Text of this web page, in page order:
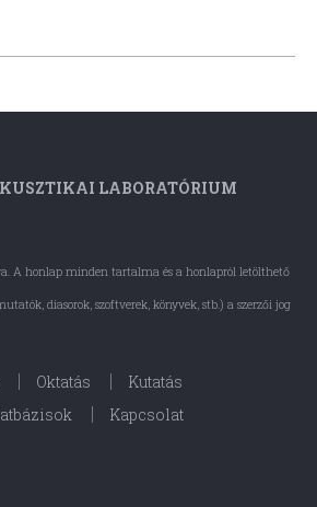
LABORATÓRIUM
A honlap minden tartalma és a honlapról letölthető
diasorok, szoftverek, könyvek, stb.) a szerzői jog
Oktatás
Kutatás
Kapcsolat